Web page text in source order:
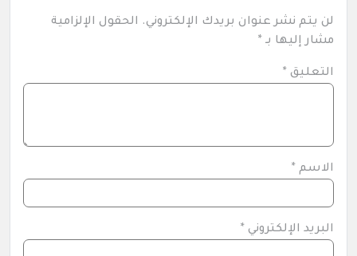
لن يتم نشر عنوان بريدك الإلكتروني. الحقول الإلزامية
مشار إليها بـ *
التعليق *
الاسم *
البريد الإلكتروني *